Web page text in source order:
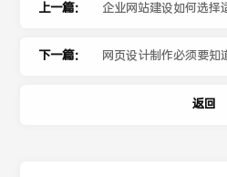
上一篇： 企业网站建设如何选择
下一篇： 网页设计制作必须要知
返回